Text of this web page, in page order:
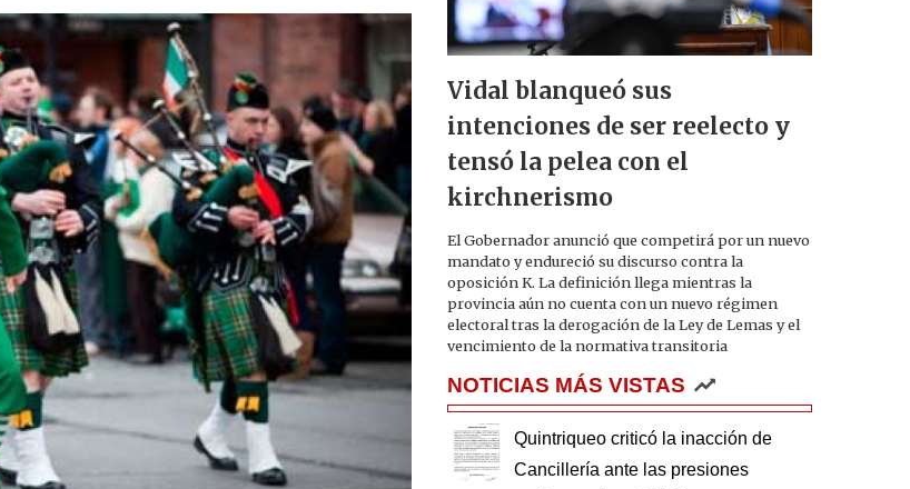
Vidal blanqueó sus
intenciones de ser reelecto y
tensó la pelea con el
kirchnerismo
El Gobernador anunció que competirá por un nuevo
mandato y endureció su discurso contra la
oposición K. La definición llega mientras la
provincia aún no cuenta con un nuevo régimen
electoral tras la derogación de la Ley de Lemas y el
vencimiento de la normativa transitoria
NOTICIAS MÁS VISTAS
Quintriqueo criticó la inacción de
Cancillería ante las presiones